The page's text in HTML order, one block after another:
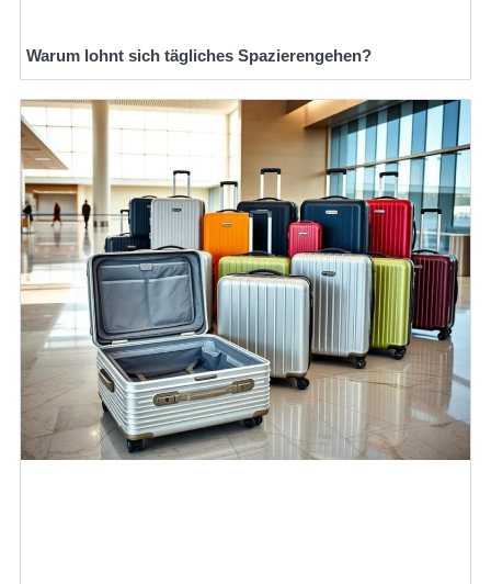
Warum lohnt sich tägliches Spazierengehen?